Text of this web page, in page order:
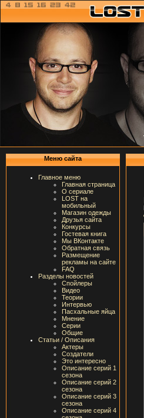
Меню сайта
Главное меню
Главная страница
О сериале
LOST на
мобильный
Магазин одежды
Друзья сайта
Конкурсы
Гостевая книга
Мы ВКонтакте
Обратная связь
Размещение
рекламы на сайте
FAQ
Разделы новостей
Спойлеры
Видео
Теории
Интервью
Пасхальные яйца
Мнение
Серии
Общие
Статьи / Описания
Актеры
Создатели
Это интересно
Описание серий 1
сезона
Описание серий 2
сезона
Описание серий 3
сезона
Описание серий 4